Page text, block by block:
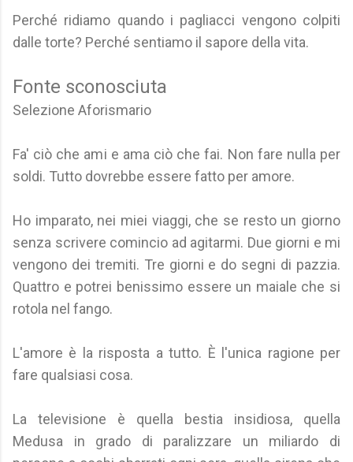
Perché ridiamo quando i pagliacci vengono colpiti
dalle torte? Perché sentiamo il sapore della vita.
Fonte sconosciuta
Selezione Aforismario
Fa' ciò che ami e ama ciò che fai. Non fare nulla per
soldi. Tutto dovrebbe essere fatto per amore.
Ho imparato, nei miei viaggi, che se resto un giorno
senza scrivere comincio ad agitarmi. Due giorni e mi
vengono dei tremiti. Tre giorni e do segni di pazzia.
Quattro e potrei benissimo essere un maiale che si
rotola nel fango.
L'amore è la risposta a tutto. È l'unica ragione per
fare qualsiasi cosa.
La televisione è quella bestia insidiosa, quella
Medusa in grado di paralizzare un miliardo di